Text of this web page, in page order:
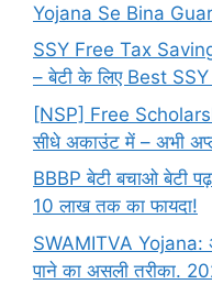
Yojana Se Bina
SSY Free Tax
– बेटी के लिए Best
[NSP] Free
सीधे अकाउंट में – अभी
BBBP बेटी बचाओ बेटी
10 लाख तक का फायदा!
SWAMITVA Yojana:
पाने का असली तरीका.